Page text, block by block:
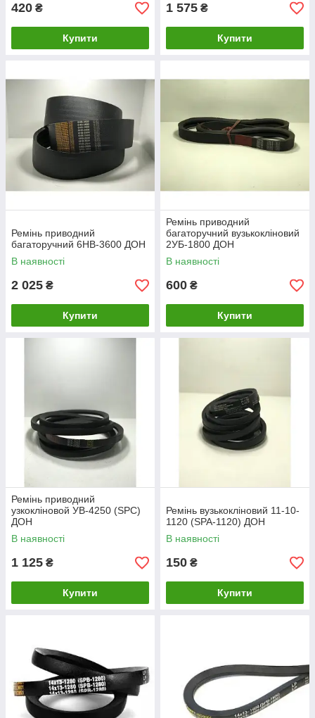
420 ₴
Купити
1 575 ₴
Купити
Ремінь приводний
багаторучний 6НВ-3600 ДОН
В наявності
2 025 ₴
Купити
Ремінь приводний
багаторучний вузькокліновий
2УБ-1800 ДОН
В наявності
600 ₴
Купити
Ремінь приводний
узкокліновой УВ-4250 (SPC)
ДОН
В наявності
1 125 ₴
Купити
Ремінь вузькокліновий 11-10-
1120 (SPA-1120) ДОН
В наявності
150 ₴
Купити